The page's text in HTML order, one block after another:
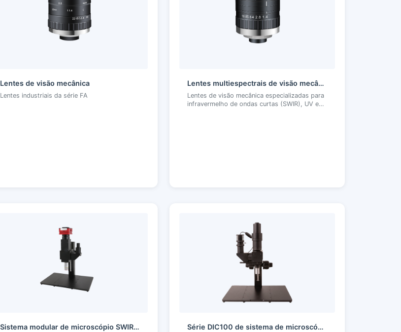
Lentes de visão mecânica
Lentes industriais da série FA
Lentes multiespectrais de visão mecânica
Lentes de visão mecânica especializadas para
infravermelho de ondas curtas (SWIR), UV e
Sistema modular de microscópio SWIR da série BSM Série DIC100 de sistema de microscópio de contraste de interferência diferencial